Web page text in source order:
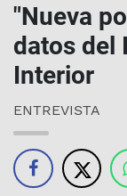
"Nueva
datos del
Interior
ENTREVISTA